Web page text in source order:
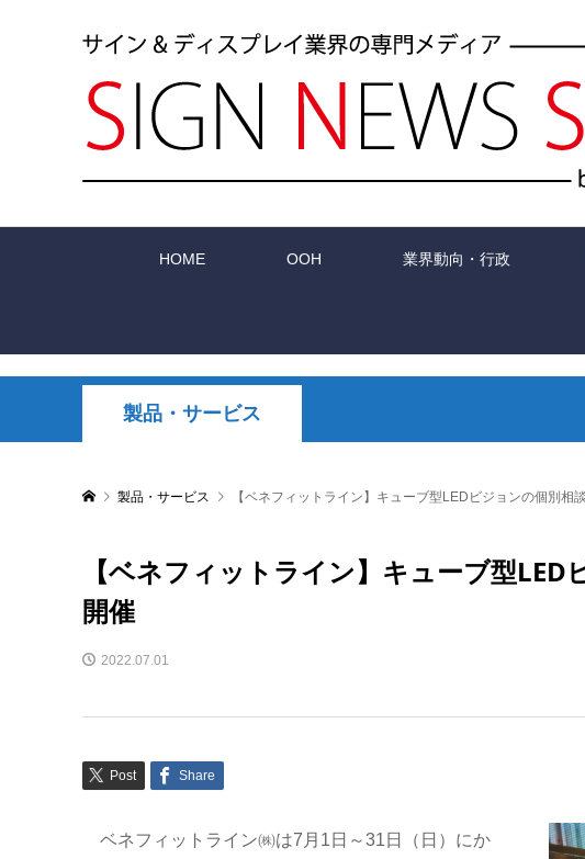
HOME OOH 業界動向・行政
製品・サービス
製品・サービス 【ベネフィットライン】キューブ型LEDビジョンの個別相
【ベネフィットライン】キューブ型
開催
2022.07.01
Post Share
ベネフィットライン㈱は7月1日～31日（日）にか